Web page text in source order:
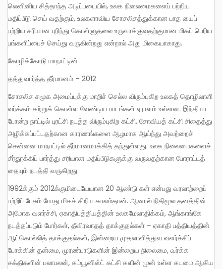
லெனினிய சித்தாந்த அடிப்படையில், உலக நிலைமைகளைப் பற்றிய
மதிப்பீடு செய் வதற்கும், உலகளாவிய சோசலிசத்துக்கான பாத யைப்
பற்றிய சரியான புரிந்து கொள்ளுதலை உருவாக்குவதற்குமான மிகப் பெரிய
பங்களிப்பைச் செய்து வருகின்றது என்றால் அது மிகையாகாது.
கோழிக்கோடு மாநாட்டின்
தத்துவார்த்த தீர்மானம் – 2012
சோசலிச சமூக அமைப்புக்கு மாறிச் செல்ல விரும்புகிற உலகத் தொழிலாளி
வர்க்கம் கற்றுக் கொள்ள வேண்டிய பாடங்கள் ஏராளம் உள்ளன. இந்தியா
போன்ற நாட்டில் புரட்சி நடத்த விரும்புகிற கட்சி, சோவியத் கட்சி சிதைத்து
அழிக்கப்பட்டதற்கான காரணங்களை ஆழமாக ஆய்ந்து அவற்றைச்
சென்னை மாநாட்டில் தீர்மானமாக்கித் தந்துள்ளது. உலக நிலைமைகளைச்
சீர்தூக்கிப் பார்த்து சரியான மதிப்பீடுகளுக்கு வருவதற்கான போராட்டத்
தையும் நடத்தி வருகிறது.
1992க்கும் 2012க்குமிடையேயான 20 ஆண்டு கள் என்பது வரலாற்றைப்
பற்றிப் பேசும் போது மிகச் சிறிய காலம்தான். ஆனால் நிதிமூல தனத்தின்
அமோக வளர்ச்சி, ஏகாதிபத்தியத்தின் உலகமேலாதிக்கம், ஆங்காங்கே
நடத்தப்படும் போர்கள், தீவிரவாதத் தாக்குதல்கள் – ஏகாதி பத்தியத்தின்
ஆட்கொல்லித் தாக்குதல்கள், இன்றைய முதலாளித்துவ வளர்ச்சிப்
போக்கின் தன்மை, முரண்பாடுகளின் இன்றைய நிலைமை, வர்க்க
சக்திகளின் பலாபலன், கம்யூனிஸ்ட் கட்சி களின் முன் உள்ள கடமை ஆகிய